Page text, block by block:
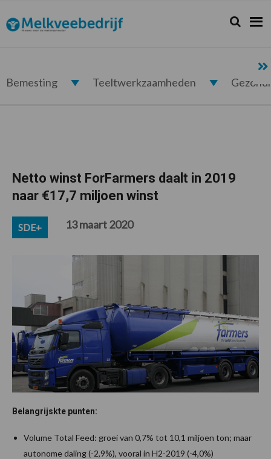
de
hoofdnavigatie
de
hoofd
de
eerste
de
voettekst
Melkveebedrijf.nl Zoeken...
Zoek
Bemesting Teeltwerkzaamheden
Netto winst ForFarmers daalt in 2019
naar €17,7 miljoen winst
SDE+ 13 maart 2020
Belangrijskte punten:
Volume Total Feed: groei van 0,7% tot 10,1 miljoen ton; maar
autonome daling (-2,9%), vooral in H2-2019 (-4,0%)